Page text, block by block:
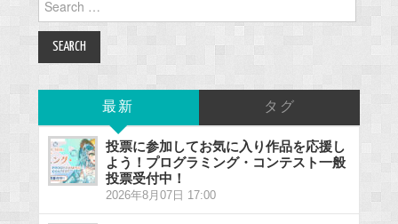
for:
最新 タグ
投票に参加してお気に入り作品を応援し
よう！プログラミング・コンテスト一般
投票受付中！
2026年8月07日 17:00